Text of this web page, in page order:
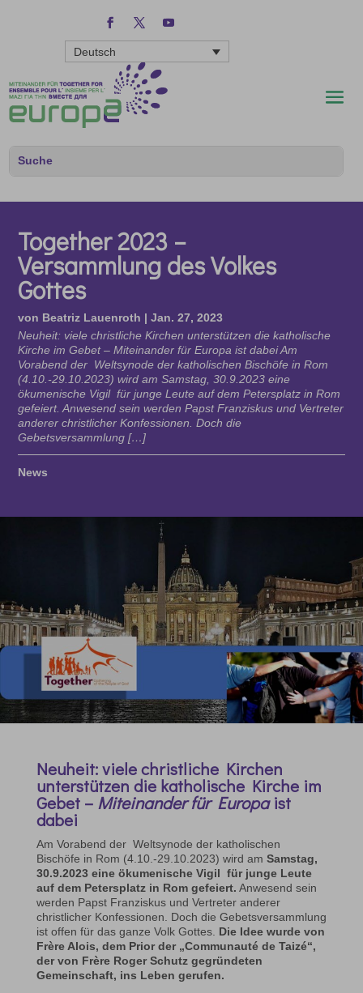
Deutsch
Together 2023 –
Versammlung des Volkes
Gottes
von Beatriz Lauenroth |Jan. 27, 2023
Neuheit: viele christliche Kirchen unterstützen die katholische
Kirche im Gebet – Miteinander für Europa ist dabei Am
Vorabend der Weltsynode der katholischen Bischöfe in Rom
(4.10.-29.10.2023) wird am Samstag, 30.9.2023 eine
ökumenische Vigil für junge Leute auf dem Petersplatz in Rom
gefeiert. Anwesend sein werden Papst Franziskus und Vertreter
anderer christlicher Konfessionen. Doch die
Gebetsversammlung […]
News
Neuheit: viele christliche Kirchen
unterstützen die katholische Kirche im
Gebet – Miteinander für Europaist
dabei
Am Vorabend der Weltsynode der katholischen
Bischöfe in Rom (4.10.-29.10.2023) wird am Samstag,
30.9.2023 eine ökumenische Vigil für junge Leute
auf dem Petersplatz in Rom gefeiert. Anwesend sein
werden Papst Franziskus und Vertreter anderer
christlicher Konfessionen. Doch die Gebetsversammlung
ist offen für das ganze Volk Gottes. Die Idee wurde von
Frère Alois, dem Prior der „Communauté de Taizé“,
der von Frère Roger Schutz gegründeten
Gemeinschaft, ins Leben gerufen.